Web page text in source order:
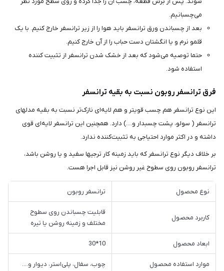
می‌چسبانیم.
بعد از چسباندن ورق ترانسفر باید هوا را از زیر ترانسفر خارج کنیم. با یک
قلمو نرم و یا انگشتان دست حباب را از آن خارج کنیم.
حتما توصیه می‌شود که بعد از خشک شدن ترانسفر از تثبیت کننده
استفاده شود.
فرق ترانسفر روبون نسبت به بقیه ترانسفر
این نوع ترانسفر هم چسب قوی‎تر و هم لایه‌ای نازک‌تر نسبت به بقیه مدلهای
ترانسفر ( سولو، پشت چسبدار و....) دارد. همچنین این ترانسفر لایه‌ای قوی
داشته و در اکثر موارد احتیاجی به تثبیت‌کننده ندارد.
بر خلاف دیگر نوع ترانسفر که باید زمینه کار ترجیها سفید و یا روشن باشد،
ترانسفر روبون روی سطوح غیر روشن نیز قابل اجرا هست.
نوع محصول ترانسفر روبون
کاربرد محصول
قابلیت چسباندن روی سطوح
مختلف و زمینه روشن یا تیره
ابعاد محصول 10*30
موارد استفاده محصول چوب، سفال، پلی‌استر، دیوار و....